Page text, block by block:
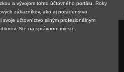
a vývojom tohto účtovného portálu. Roky
zákazníkov, ako aj poradenstvo
účtovníctvo silným profesionálnym
Ste na správnom mieste.